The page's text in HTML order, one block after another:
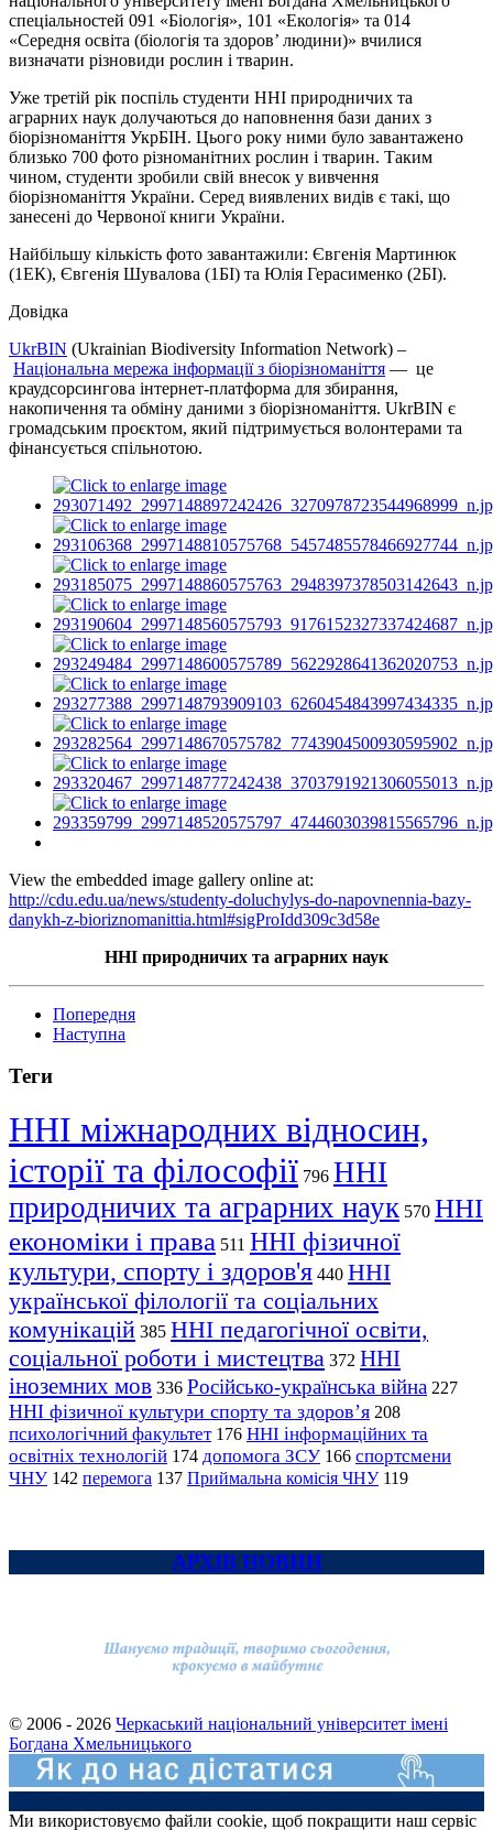
спеціальностей 091 «Біологія», 101 «Екологія» та 014
«Середня освіта (біологія та здоров’ людини)» вчилися
визначати різновиди рослин і тварин.
Уже третій рік поспіль студенти ННІ природничих та
аграрних наук долучаються до наповнення бази даних з
біорізноманіття УкрБІН. Цього року ними було завантажено
близько 700 фото різноманітних рослин і тварин. Таким
чином, студенти зробили свій внесок у вивчення
біорізноманіття України. Серед виявлених видів є такі, що
занесені до Червоної книги України.
Найбільшу кількість фото завантажили: Євгенія Мартинюк
(1ЕК), Євгенія Шувалова (1БІ) та Юлія Герасименко (2БІ).
Довідка
UkrBIN (Ukrainian Biodiversity Information Network) –
Національна мережа інформації з біорізноманіття — це
краудсорсингова інтернет-платформа для збирання,
накопичення та обміну даними з біорізноманіття. UkrBIN є
громадським проєктом, який підтримується волонтерами та
фінансується спільнотою.
View the embedded image gallery online at:
http://cdu.edu.ua/news/studenty-doluchylys-do-napovnennia-bazy-
danykh-z-bioriznomanittia.html#sigProIdd309c3d58e
ННІ природничих та аграрних наук
Попередня
Наступна
Теги
ННІ міжнародних відносин,
історії та філософії 796 ННІ
природничих та аграрних наук 570 ННІ
економіки і права 511 ННІ фізичної
культури, спорту і здоров'я 440 ННІ
української філології та соціальних
комунікацій 385 ННІ педагогічної освіти,
соціальної роботи і мистецтва 372 ННІ
іноземних мов 336 Російсько-українська війна 227
ННІ фізичної культури спорту та здоров’я 208
психологічний факультет 176 ННІ інформаційних та
освітніх технологій 174 допомога ЗСУ 166 спортсмени
ЧНУ 142 перемога 137 Приймальна комісія ЧНУ 119
АРХІВ НОВИН
© 2006 - 2026 Черкаський національний університет імені
Богдана Хмельницького
Ми використовуємо файли cookie, щоб покращити наш сервіс